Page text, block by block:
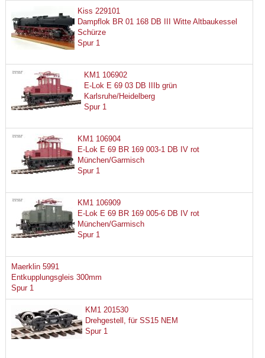
Kiss 229101
Dampflok BR 01 168 DB III Witte Altbaukessel
Schürze
Spur 1
KM1 106902
E-Lok E 69 03 DB IIIb grün
Karlsruhe/Heidelberg
Spur 1
KM1 106904
E-Lok E 69 BR 169 003-1 DB IV rot
München/Garmisch
Spur 1
KM1 106909
E-Lok E 69 BR 169 005-6 DB IV rot
München/Garmisch
Spur 1
Maerklin 5991
Entkupplungsgleis 300mm
Spur 1
KM1 201530
Drehgestell, für SS15 NEM
Spur 1